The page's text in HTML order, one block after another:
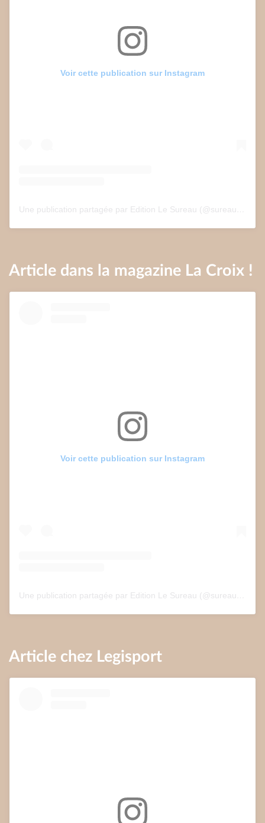
Voir cette publication sur Instagram
Article dans la magazine La Croix !
Voir cette publication sur Instagram
Article chez Legisport